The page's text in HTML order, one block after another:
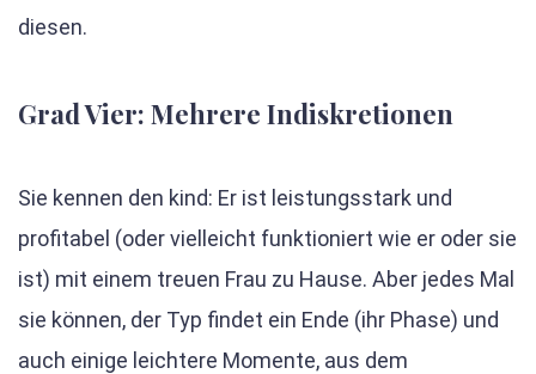
diesen.
Grad Vier: Mehrere Indiskretionen
Sie kennen den kind: Er ist leistungsstark und
profitabel (oder vielleicht funktioniert wie er oder sie
ist) mit einem treuen Frau zu Hause. Aber jedes Mal
sie können, der Typ findet ein Ende (ihr Phase) und
auch einige leichtere Momente, aus dem